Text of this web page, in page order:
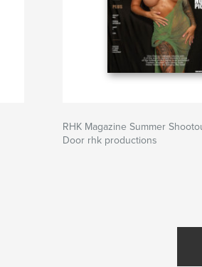
RHK Magazine Summer
Door rhk productions